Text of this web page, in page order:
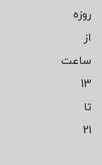
روزه
از
ساعت
13
تا
21